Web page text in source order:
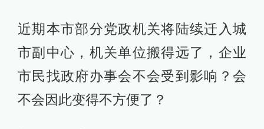
近期本市部分党政机关将陆续迁入城
市副中心，机关单位搬得远了，企业
市民找政府办事会不会受到影响？会
不会因此变得不方便了？